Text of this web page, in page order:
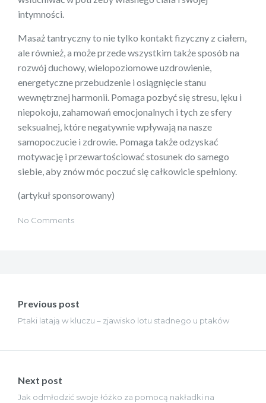
intymności.
Masaż tantryczny to nie tylko kontakt fizyczny z ciałem,
ale również, a może przede wszystkim także sposób na
rozwój duchowy, wielopoziomowe uzdrowienie,
energetyczne przebudzenie i osiągnięcie stanu
wewnętrznej harmonii. Pomaga pozbyć się stresu, lęku i
niepokoju, zahamowań emocjonalnych i tych ze sfery
seksualnej, które negatywnie wpływają na nasze
samopoczucie i zdrowie. Pomaga także odzyskać
motywację i przewartościować stosunek do samego
siebie, aby znów móc poczuć się całkowicie spełniony.
(artykuł sponsorowany)
No Comments
wpisu
Previous post
Ptaki latają w kluczu – zjawisko lotu stadnego u ptaków
Next post
Jak odmłodzić swoje łóżko za pomocą nakładki na